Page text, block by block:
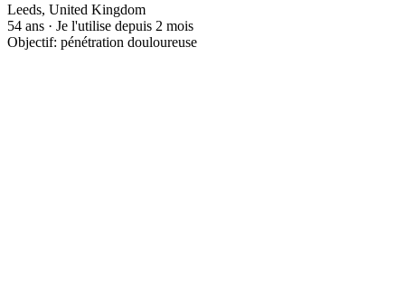
Leeds, United Kingdom
54 ans · Je l'utilise depuis 2 mois
Objectif: pénétration douloureuse